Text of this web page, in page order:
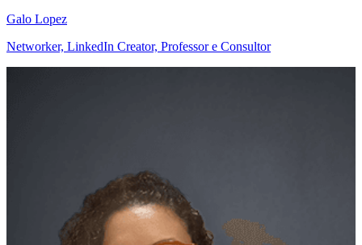
Galo Lopez
Networker, LinkedIn Creator, Professor e Consultor